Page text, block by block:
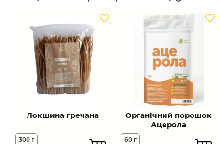
Локшина гречана
300 г
Органічний порошок
Ацерола
60 г